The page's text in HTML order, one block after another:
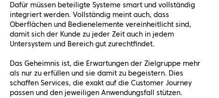
Dafür müssen beteiligte Systeme smart und vollständig
integriert werden. Vollständig meint auch, dass
Oberflächen und Bedienelemente vereinheitlicht sind,
damit sich der Kunde zu jeder Zeit auch in jedem
Untersystem und Bereich gut zurechtfindet.
Das Geheimnis ist, die Erwartungen der Zielgruppe mehr
als nur zu erfüllen und sie damit zu begeistern. Dies
schaffen Services, die exakt auf die Customer Journey
passen und den jeweiligen Anwendungsfall stützen.